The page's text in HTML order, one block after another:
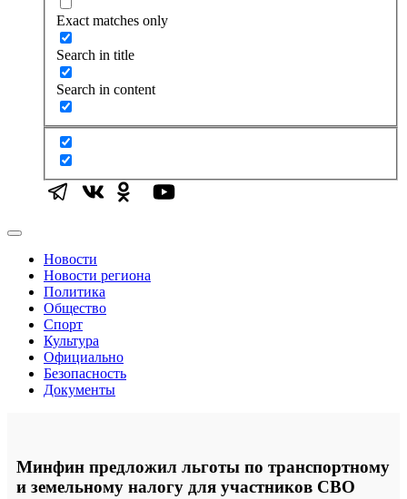
Exact matches only
Search in title
Search in content
Новости
Новости региона
Политика
Общество
Спорт
Культура
Официально
Безопасность
Документы
Минфин предложил льготы по транспортному
и земельному налогу для участников СВО